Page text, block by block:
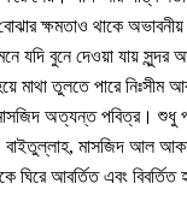
ক্ষমতাও থাকে
যদি বুনে দেওয়া যায় সুন্দর
মাথা তুলতে পারে নিঃসীম
মাসজিদ অত্যন্ত পবিত্র। শুধু
মাসজিদ আল
ঘিরে আবর্তিত এবং